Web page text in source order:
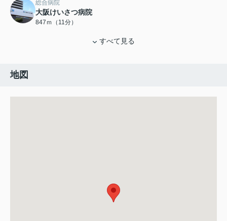
総合病院
大阪けいさつ病院
847ｍ（11分）
すべて見る
地図